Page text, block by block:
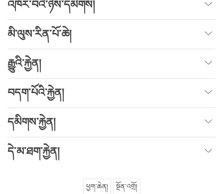
འཁོར་བའི་ཉེས་དམིགས།
མི་ལུས་རིན་པོ་ཆེ།
རྒྱུའི་རྐྱེན།
བདག་པོའི་རྐྱེན།
དམིགས་རྐྱེན།
དེ་མ་ཐག་རྐྱེན།
ཕྱག་ཆེན། སྔོན་འགྲོ།